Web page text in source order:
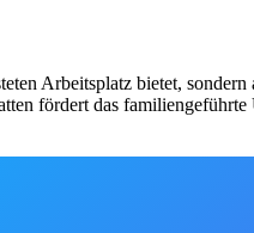
Arbeitsplatz bietet,
fördert das